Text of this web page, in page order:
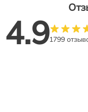
4.91799